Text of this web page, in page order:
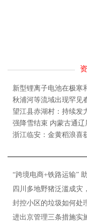
新型锂离子电池在极寒
秋浦河等流域出现罕见
望江县赤湖村：持续发
强降雪结束 内蒙古通
浙江临安：金黄稻浪喜
“跨境电商+铁路运输”
四川多地野猪泛滥成灾
封控小区的垃圾如何处
进出京管理三条措施实